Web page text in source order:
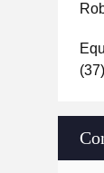
(37)